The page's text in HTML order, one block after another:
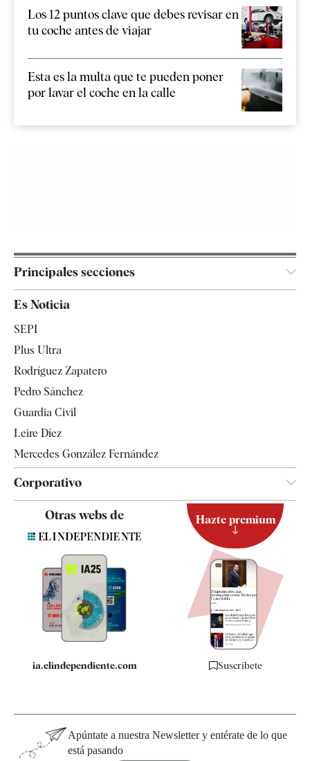
Los 12 puntos clave que debes revisar en
tu coche antes de viajar
Esta es la multa que te pueden poner
por lavar el coche en la calle
Principales secciones
España
Televisión
Es Noticia
SEPI
Plus Ultra
Rodríguez Zapatero
Pedro Sánchez
Guardia Civil
Leire Díez
Mercedes González Fernández
Corporativo
Contacto
Quiénes somos
Especificaciones
Otras webs de
ia.elindependiente.com
Hazte premium
Suscríbete
Apúntate a nuestra Newsletter y entérate de lo que
está pasando